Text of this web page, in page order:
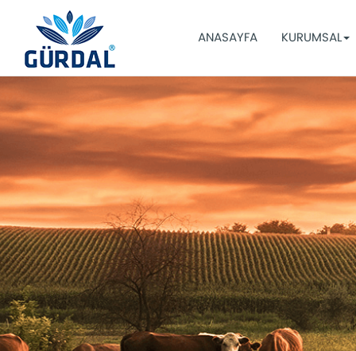
ANASAYFA KURUMSAL